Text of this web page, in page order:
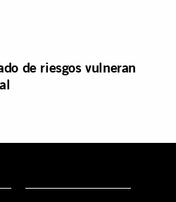
de riesgos vulneran